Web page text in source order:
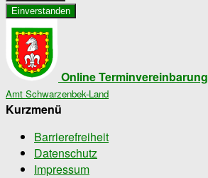
Einverstanden
Online Terminvereinbarung
Amt Schwarzenbek-Land
Kurzmenü
Barrierefreiheit
Datenschutz
Impressum